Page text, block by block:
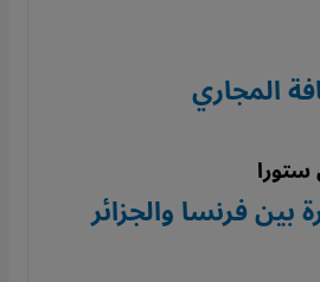
المجاري
ستورا
بين فرنسا والجزائر